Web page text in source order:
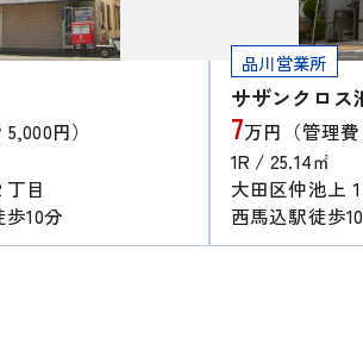
紹介です！都心にアクセスの良い大江戸
「新江古田駅」が最寄りとなります！ノ
タッチキー対応のオートロック、宅配
荻窪営業所 移転リニューアルオープン♪
ニチワ荻窪営業所 移転しまし
！！ ●●２０２５年７月３日、荻窪営
所が移転リニューアルオープンしました
円）
目
10分
品川営業所
サザンクロス
7万円（管理
1R / 25.14㎡
大田区仲池上
西馬込駅徒歩